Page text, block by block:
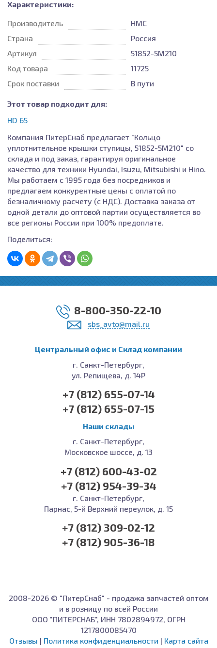
Характеристики:
Производитель
HMC
Страна
Россия
Артикул
51852-5M210
Код товара
11725
Срок поставки
В пути
Этот товар подходит для:
HD 65
Компания ПитерСнаб предлагает "Кольцо
уплотнительное крышки ступицы, 51852-5M210" со
склада и под заказ, гарантируя оригинальное
качество для техники Hyundai, Isuzu, Mitsubishi и Hino.
Мы работаем с 1995 года без посредников и
предлагаем конкурентные цены с оплатой по
безналичному расчету (с НДС). Доставка заказа от
одной детали до оптовой партии осуществляется во
все регионы России при 100% предоплате.
Поделиться:
8-800-350-22-10
sbs_avto@mail.ru
Центральный офис и Cклад компании
г. Санкт-Петербург,
ул. Репищева, д. 14Р
+7 (812) 655-07-14
+7 (812) 655-07-15
Наши склады
г. Санкт-Петербург,
Московское шоссе, д. 13
+7 (812) 600-43-02
+7 (812) 954-39-34
г. Санкт-Петербург,
Парнас, 5-й Верхний переулок, д. 15
+7 (812) 309-02-12
+7 (812) 905-36-18
2008-2026 © "ПитерСнаб" - продажа запчастей оптом
и в розницу по всей России
ООО "ПИТЕРСНАБ", ИНН 7802894972, ОГРН
1217800085470
Отзывы | Политика конфиденциальности | Карта сайта